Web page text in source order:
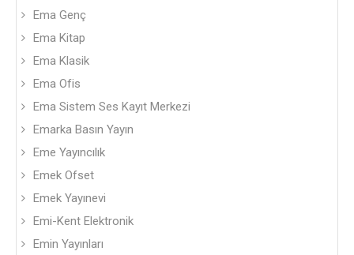
Ema Genç
Ema Kitap
Ema Klasik
Ema Ofis
Ema Sistem Ses Kayıt Merkezi
Emarka Basın Yayın
Eme Yayıncılık
Emek Ofset
Emek Yayınevi
Emi-Kent Elektronik
Emin Yayınları